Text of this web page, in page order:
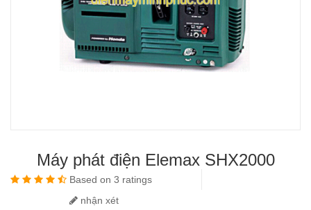
Máy phát điện Elemax SHX2000
Based on 3 ratings
nhận xét